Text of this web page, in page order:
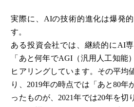
実際に、AIの技術的進化は爆発
す。
ある投資会社では、継続的にAI
「あと何年でAGI（汎用人工知能
ヒアリングしています。その平均
り、2019年の時点では「あと80年
ったものが、2021年では20年を切